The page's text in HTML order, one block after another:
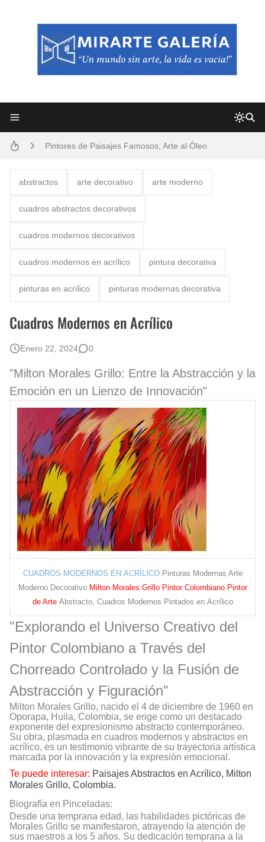
Pintores de Paisajes Famosos, Arte al Óleo
abstractos arte decorativo arte moderno
cuadros abstractos decorativos
cuadros modernos decorativos
cuadros modernos en acrílico pintura decorativa
pinturas en acrílico pinturas modernas decorativa
Cuadros Modernos en Acrílico
Enero 22, 2024 0
"Milton Morales Grillo: Entre la Abstracción y la
Emoción en un Lienzo de Innovación"
CUADROS MODERNOS EN ACRÍLICO Pinturas Modernas Arte
Moderno Decorativo Milton Morales Grillo Pintor Colombiano Pintor
de Arte Abstracto, Cuadros Modernos Pintados en Acrílico
"Explorando el Universo Creativo del
Pintor Colombiano a Través del
Chorreado Controlado y la Fusión de
Abstracción y Figuración"
Milton Morales Grillo, nacido el 4 de diciembre de 1960 en
Oporapa, Huila, Colombia, se erige como un destacado
exponente del expresionismo abstracto contemporáneo.
Su obra, plasmada en cuadros modernos y abstractos en
acrílico, es un testimonio vibrante de su trayectoria artística
marcada por la innovación y la expresión emocional.
Te puede interesar: Paisajes Abstractos en Acrílico, Milton
Morales Grillo, Colombia.
Biografía en Pinceladas:
Desde una temprana edad, las habilidades pictóricas de
Morales Grillo se manifestaron, atrayendo la atención de
sus maestros a los 5 años. Su dedicación temprana a la